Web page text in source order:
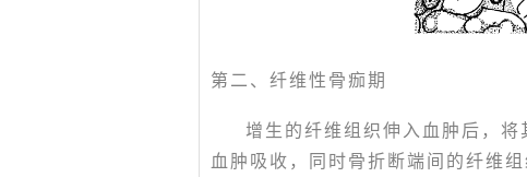
第二、纤维性骨痂期
增生的纤维组织伸入血肿后，
血肿吸收，同时骨折断端间的纤维